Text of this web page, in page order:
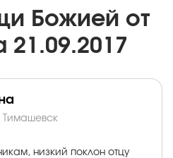
Божией от
Тимашевск
низкий поклон отцу